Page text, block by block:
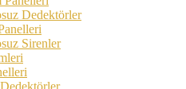
Dedektörler
Sirenler